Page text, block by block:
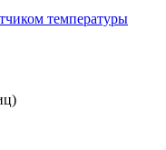
температуры